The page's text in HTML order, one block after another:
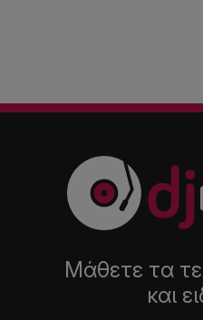
Μάθετε τα
και